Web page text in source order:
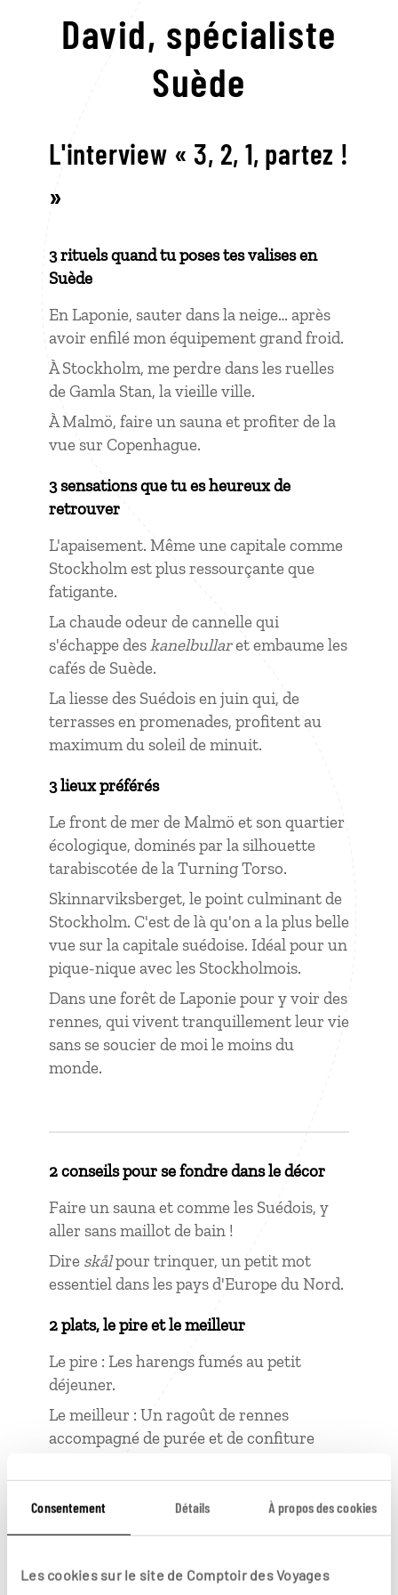
Consentement Détails À propos des cookies
Les cookies sur le site de Comptoir des Voyages
David, spécialiste
Suède
L'interview « 3, 2, 1, partez !
»
3 rituels quand tu poses tes valises en
Suède
En Laponie, sauter dans la neige… après
avoir enfilé mon équipement grand froid.
À Stockholm, me perdre dans les ruelles
de Gamla Stan, la vieille ville.
À Malmö, faire un sauna et profiter de la
vue sur Copenhague.
3 sensations que tu es heureux de
retrouver
L'apaisement. Même une capitale comme
Stockholm est plus ressourçante que
fatigante.
La chaude odeur de cannelle qui
s'échappe deskanelbullaret embaume les
cafés de Suède.
La liesse des Suédois en juin qui, de
terrasses en promenades, profitent au
maximum du soleil de minuit.
3 lieux préférés
Le front de mer de Malmö et son quartier
écologique, dominés par la silhouette
tarabiscotée de la Turning Torso.
Skinnarviksberget, le point culminant de
Stockholm. C'est de là qu'on a la plus belle
vue sur la capitale suédoise. Idéal pour un
pique-nique avec les Stockholmois.
Dans une forêt de Laponie pour y voir des
rennes, qui vivent tranquillement leur vie
sans se soucier de moi le moins du
monde.
2 conseils pour se fondre dans le décor
Faire un sauna et comme les Suédois, y
aller sans maillot de bain !
Dire skålpour trinquer, un petit mot
essentiel dans les pays d'Europe du Nord.
2 plats, le pire et le meilleur
Le pire : Les harengs fumés au petit
déjeuner.
Le meilleur : Un ragoût de rennes
accompagné de purée et de confiture
2 choses apprises là-bas
La patience et une bonne résistance au
observer les aurores boréales.